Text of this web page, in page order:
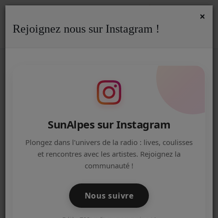
ACTUALITÉS DE LA RADIO
EQUIPE
ARTISTES
NOS PARTENAIRES
GAGNEZ VOTRE COFFRET LESSIVE
×
Rejoignez nous sur Instagram !
SunAlpes sur Instagram
Plongez dans l'univers de la radio : lives, coulisses
et rencontres avec les artistes. Rejoignez la
communauté !
Nous suivre